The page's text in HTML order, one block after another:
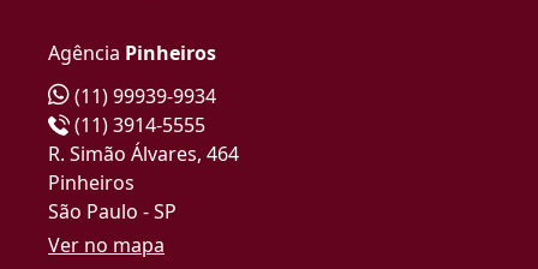
Agência Pinheiros
(11) 99939-9934
(11) 3914-5555
R. Simão Álvares, 464
Pinheiros
São Paulo - SP
Ver no mapa